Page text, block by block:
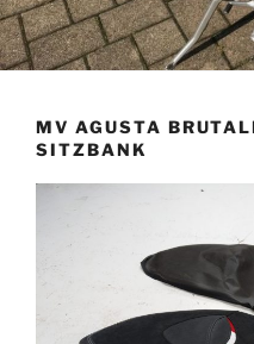
MV AGUSTA
SITZBANK